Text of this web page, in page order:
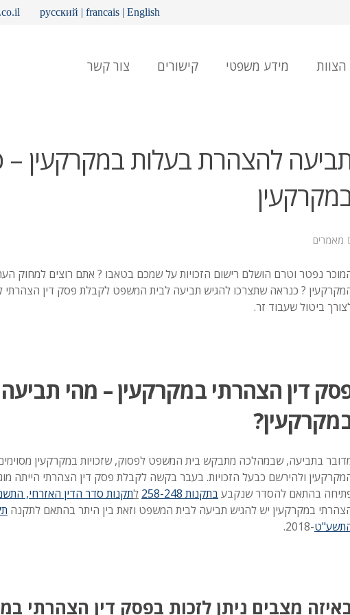
русский |francais |English
הצוות מידע משפטי קישורים צור קשר
להצהרת בעלות במקרקעין –
מאמרים
נפטר וטרם הושלם רישום הזכויות על שמכם בטאבו ? אתם רוצים למחוק
? כנראה שתצרכו להגיש תביעה לבית המשפט לקבלת פסק דין הצהרתי
ביטול שעבוד זר.
דין הצהרתי במקרקעין – מהי
בתביעה, שבמהלכה מתבקש בית המשפט לפסוק, שזכויות במקרקעין
ולהירשם כבעל הזכויות. בעבר בקשה לקבלת פסק דין הצהרתי
בהתאם להסדר שנקבע בתקנות 258-248 לתקנות סדר הדין האזרחי,
במקרקעין יש להגיש תביעה לבית המשפט וזאת בין היתר בהתאם לתקנה
-2018.
מצבים ניתן לזכות בפסק דין הצהרתי